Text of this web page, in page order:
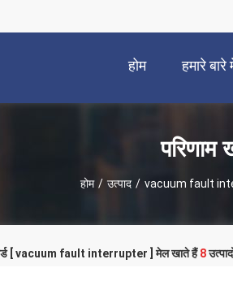
होम हमारे बारे
परिणाम
होम / उत्पाद / vacuum fault
[ vacuum fault interrupter ] मेल खाते हैं8